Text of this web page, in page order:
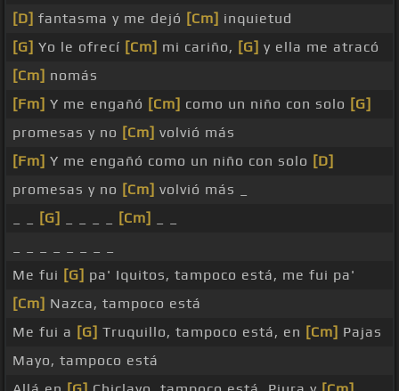
[D] fantasma y me dejó [Cm] inquietud
[G] Yo le ofrecí [Cm] mi cariño, [G] y ella me atracó
[Cm] nomás
[Fm] Y me engañó [Cm] como un niño con solo [G]
promesas y no [Cm] volvió más
[Fm] Y me engañó como un niño con solo [D]
promesas y no [Cm] volvió más _
[G] [Cm]
Me fui [G] pa' Iquitos, tampoco está, me fui pa'
[Cm] Nazca, tampoco está
Me fui a [G] Truquillo, tampoco está, en [Cm] Pajas
Mayo, tampoco está